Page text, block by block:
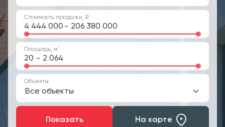
Стоимость продажи, ₽
-
Площадь, м2
-
Объекты
Все объекты
Показать На карте